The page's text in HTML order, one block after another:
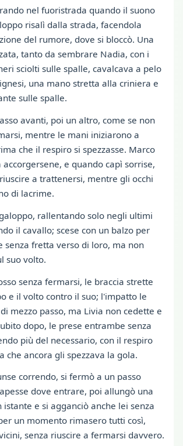
nel fuoristrada quando il suono
risalì dalla strada, facendola
del rumore, dove si bloccò. Una
tanto da sembrare Nadia, con i
sciolti sulle spalle, cavalcava a pelo
una mano stretta alla criniera e
sulle spalle.
avanti, poi un altro, come se non
mentre le mani iniziarono a
che il respiro si spezzasse. Marco
accorgersene, e quando capì sorrise,
a trattenersi, mentre gli occhi
di lacrime.
rallentando solo negli ultimi
il cavallo; scese con un balzo per
senza fretta verso di loro, ma non
suo volto.
senza fermarsi, le braccia strette
e il volto contro il suo; l'impatto le
mezzo passo, ma Livia non cedette e
dopo, le prese entrambe senza
più del necessario, con il respiro
che ancora gli spezzava la gola.
correndo, si fermò a un passo
dove entrare, poi allungò una
istante e si agganciò anche lei senza
un momento rimasero tutti così,
senza riuscire a fermarsi davvero.